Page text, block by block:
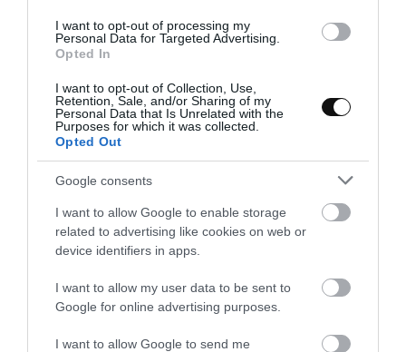
I want to opt-out of processing my
Personal Data for Targeted Advertising.
Opted In
I want to opt-out of Collection, Use,
Retention, Sale, and/or Sharing of my
Personal Data that Is Unrelated with the
Purposes for which it was collected.
Opted Out
Google consents
I want to allow Google to enable storage
related to advertising like cookies on web or
device identifiers in apps.
I want to allow my user data to be sent to
Google for online advertising purposes.
I want to allow Google to send me